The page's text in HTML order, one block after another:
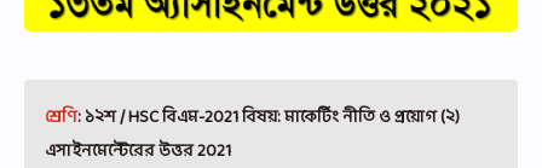
শ্রেণি: ১২শ / HSC বিএম-2021 বিষয়: মাকের্টিং নীতি ও প্রয়োগ (২)
এসাইনমেন্টেরের উত্তর2021